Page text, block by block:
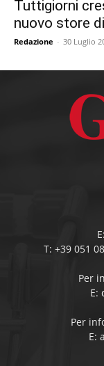
Tuttigiorni
nuovo store
Redazione - 30 Luglio
E:
T: +39 051
Per
E:
Per
E: